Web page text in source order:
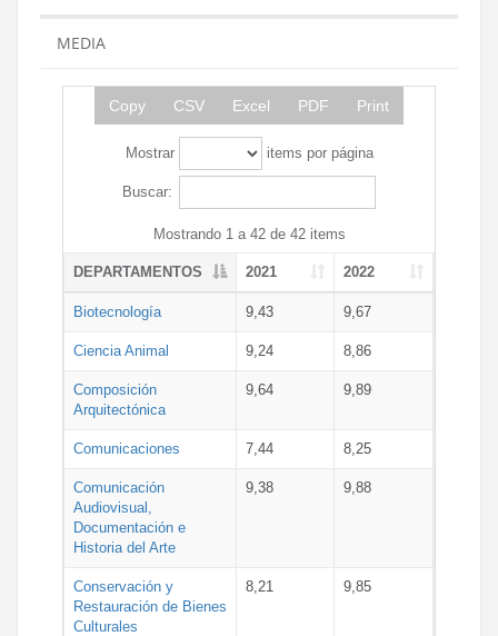
MEDIA
Copy CSV Excel PDF Print
Mostrar items por página
Buscar:
Mostrando 1 a 42 de 42 items
DEPARTAMENTOS 2021 2022
Biotecnología 9,43 9,67
Ciencia Animal 9,24 8,86
Composición
Arquitectónica
9,64 9,89
Comunicaciones 7,44 8,25
Comunicación
Audiovisual,
Documentación e
Historia del Arte
9,38 9,88
Conservación y
Restauración de Bienes
Culturales
8,21 9,85